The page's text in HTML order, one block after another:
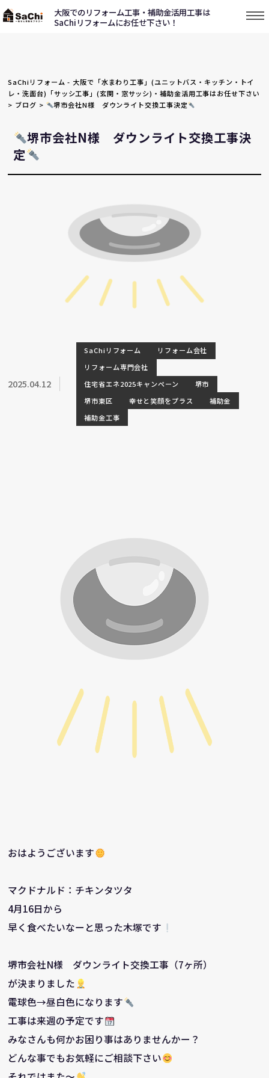
大阪でのリフォーム工事・補助金活用工事は
SaChiリフォームにお任せ下さい！
SaChiリフォーム - 大阪で「水まわり工事」(ユニットバス・キッチン・トイ
レ・洗面台)「サッシ工事」(玄関・窓サッシ)・補助金活用工事はお任せ下さい
> ブログ > 堺市会社N様 ダウンライト交換工事決定
堺市会社N様 ダウンライト交換工事決
定
2025.04.12
SaChiリフォーム
リフォーム会社
リフォーム専門会社
住宅省エネ2025キャンペーン
堺市
堺市東区
幸せと笑顔をプラス
補助金
補助金工事
おはようございます
マクドナルド：チキンタツタ
4月16日から
早く食べたいなーと思った木塚です
堺市会社N様 ダウンライト交換工事（7ヶ所）
が決まりました
電球色→昼白色になります
工事は来週の予定です
みなさんも何かお困り事はありませんかー？
どんな事でもお気軽にご相談下さい